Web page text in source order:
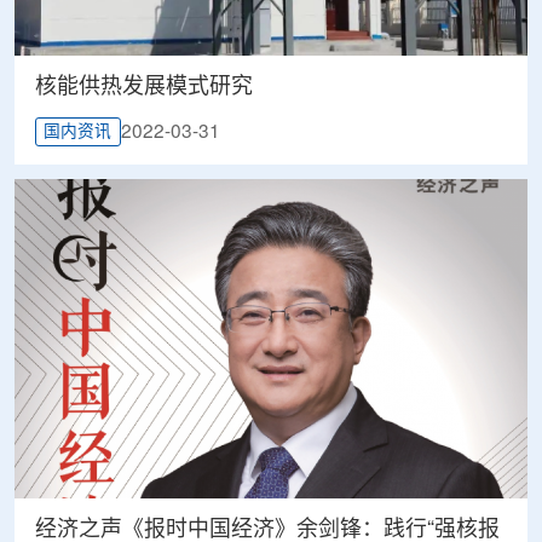
核能供热发展模式研究
国内资讯 2022-03-31
经济之声《报时中国经济》余剑锋：践行“强核报